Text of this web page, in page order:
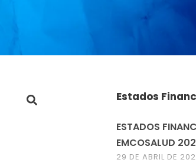
Estados
ESTADOS
EMCOSALUD
29 DE ABRIL DE